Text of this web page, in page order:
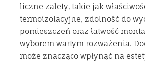
liczne zalety, takie jak
termoizolacyjne, zdolność do
pomieszczeń oraz łatwość
wyborem wartym rozważenia.
może znacząco wpłynąć na